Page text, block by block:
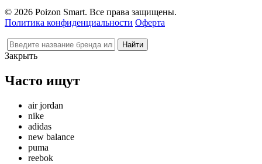
© 2026 Poizon Smart. Все права защищены.
Политика конфиденциальности Оферта
Закрыть
Часто ищут
air jordan
nike
adidas
new balance
puma
reebok